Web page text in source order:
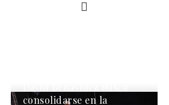
consolidarse en la